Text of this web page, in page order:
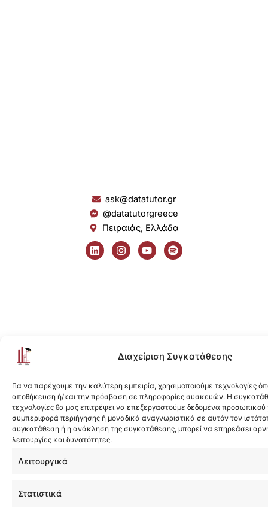
Διαχείριση Συγκατάθεσης
Για να παρέχουμε την καλύτερη εμπειρία, χρησιμοποιούμε τεχνολογίες
αποθήκευση ή/και την πρόσβαση σε πληροφορίες συσκευών. Η
τεχνολογίες θα μας επιτρέψει να επεξεργαστούμε δεδομένα
συμπεριφορά περιήγησης ή μοναδικά αναγνωριστικά σε αυτόν τον
συγκατάθεση ή η ανάκληση της συγκατάθεσης, μπορεί να επηρεάσει
λειτουργίες και δυνατότητες.
Λειτουργικά
Στατιστικά
ask@datatutor.gr
@datatutorgreece
Πειραιάς, Ελλάδα
L
i
n
I
n
s
Y
o
u
S
p
o